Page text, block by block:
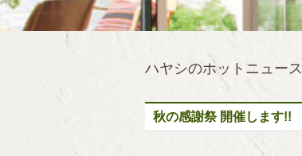
ハヤシのホットニュース
秋の感謝祭 開催します!!